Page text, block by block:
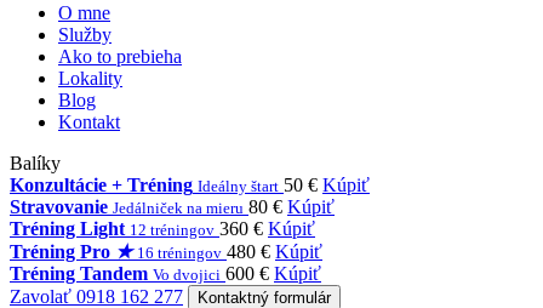
O mne
Služby
Ako to prebieha
Lokality
Blog
Kontakt
Balíky
Konzultácie + Tréning Ideálny štart 50 € Kúpiť
Stravovanie Jedálniček na mieru 80 € Kúpiť
Tréning Light 12 tréningov 360 € Kúpiť
Tréning Pro ★ 16 tréningov 480 € Kúpiť
Tréning Tandem Vo dvojici 600 € Kúpiť
Zavolať 0918 162 277
Kontaktný formulár